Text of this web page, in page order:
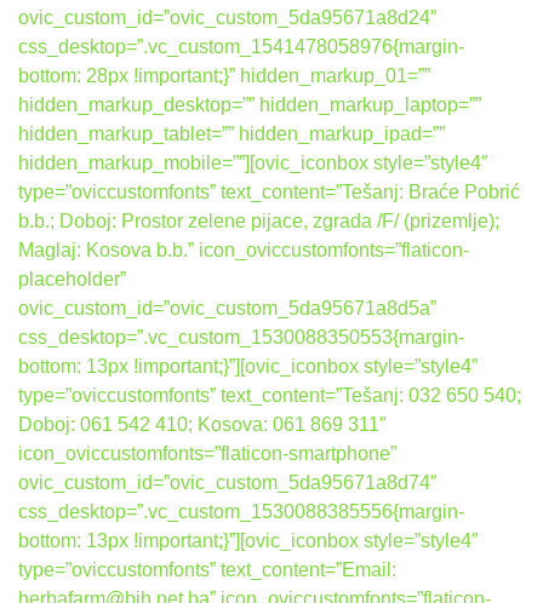
ovic_custom_id=”ovic_custom_5da95671a8d24″
css_desktop=”.vc_custom_1541478058976{margin-
bottom: 28px !important;}” hidden_markup_01=””
hidden_markup_desktop=”” hidden_markup_laptop=””
hidden_markup_tablet=”” hidden_markup_ipad=””
hidden_markup_mobile=””][ovic_iconbox style=”style4″
type=”oviccustomfonts” text_content=”Tešanj: Braće Pobrić
b.b.; Doboj: Prostor zelene pijace, zgrada /F/ (prizemlje);
Maglaj: Kosova b.b.” icon_oviccustomfonts=”flaticon-
placeholder”
ovic_custom_id=”ovic_custom_5da95671a8d5a”
css_desktop=”.vc_custom_1530088350553{margin-
bottom: 13px !important;}”][ovic_iconbox style=”style4″
type=”oviccustomfonts” text_content=”Tešanj: 032 650 540;
Doboj: 061 542 410; Kosova: 061 869 311″
icon_oviccustomfonts=”flaticon-smartphone”
ovic_custom_id=”ovic_custom_5da95671a8d74″
css_desktop=”.vc_custom_1530088385556{margin-
bottom: 13px !important;}”][ovic_iconbox style=”style4″
type=”oviccustomfonts” text_content=”Email:
herbafarm@bih.net.ba” icon_oviccustomfonts=”flaticon-